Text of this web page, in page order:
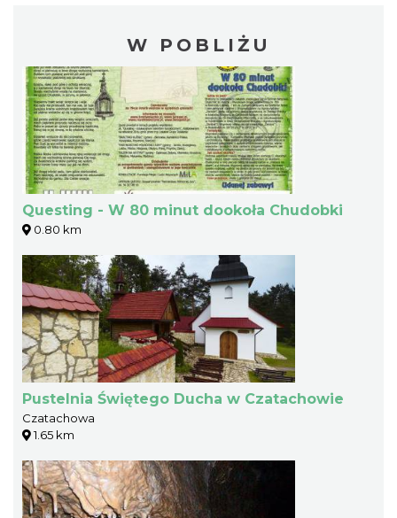
W POBLIŻU
Questing - W 80 minut dookoła Chudobki
0.80 km
Pustelnia Świętego Ducha w Czatachowie
Czatachowa
1.65 km